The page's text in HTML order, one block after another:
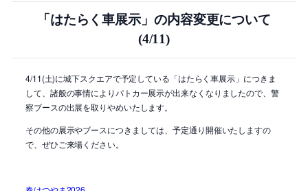
「はたらく車展示」の内容変更について
(4/11)
4/11(土)に城下スクエアで予定している「はたらく車展示」につきま
して、諸般の事情によりパトカー展示が出来なくなりましたので、警
察ブースの出展を取りやめいたします。
その他の展示やブースにつきましては、予定通り開催いたしますの
で、ぜひご来場ください。